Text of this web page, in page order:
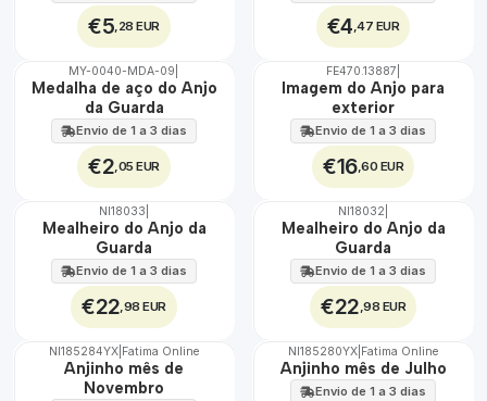
€5 ,28 EUR €4 ,47 EUR
🇵🇹
ÁGUA
MY-0040-MDA-09
Medalha de aço do Anjo
da Guarda
Envio de 1 a 3 dias
€2 ,05 EUR
EXT.
Não Disponível
FE470.13887
Imagem do Anjo para
exterior
Envio de 1 a 3 dias
€16,60 EUR
NI18033
Mealheiro do Anjo da
Guarda
Envio de 1 a 3 dias
€22 ,98 EUR
NI18032
Mealheiro do Anjo da
Guarda
Envio de 1 a 3 dias
€22 ,98 EUR
NI185284YX| Fatima Online
Anjinho mês de
Novembro
NI185280YX Fatima Online
Anjinho mês de Julho
Envio de 1 a 3 dias